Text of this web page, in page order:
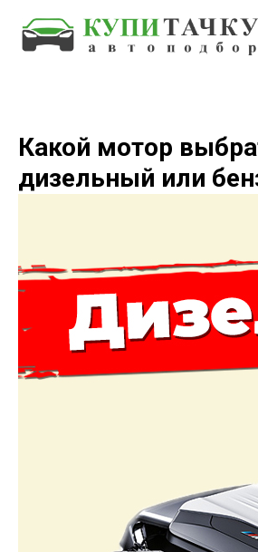
Какой мотор
дизельный или